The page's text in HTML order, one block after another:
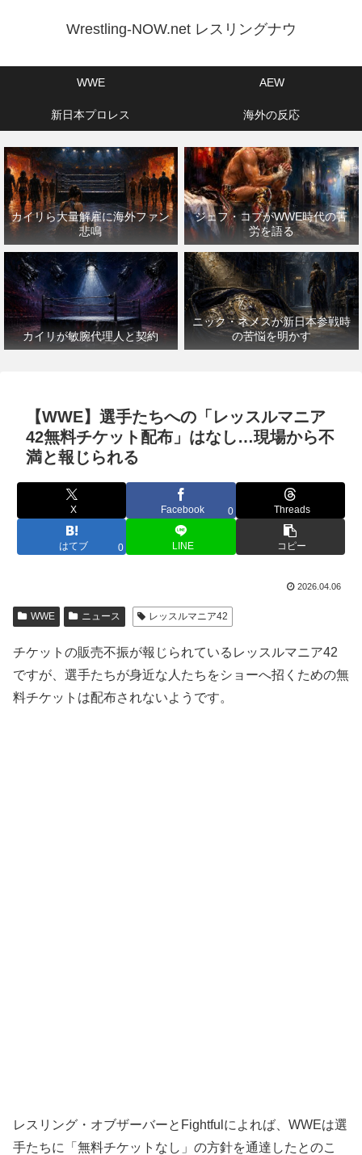
Wrestling-NOW.net レスリングナウ
WWE AEW
新日本プロレス 海外の反応
カイリら大量解雇に海外ファン
悲鳴
ジェフ・コブがWWE時代の苦
労を語る
カイリが敏腕代理人と契約
ニック・ネメスが新日本参戦時
の苦悩を明かす
【WWE】選手たちへの「レッスルマニア
42無料チケット配布」はなし…現場から不
満と報じられる
X Facebook 0 Threads
はてブ 0 LINE コピー
2026.04.06
WWE ニュース レッスルマニア42
チケットの販売不振が報じられているレッスルマニア42
ですが、選手たちが身近な人たちをショーへ招くための無
料チケットは配布されないようです。
レスリング・オブザーバーとFightfulによれば、WWEは選
手たちに「無料チケットなし」の方針を通達したとのこ